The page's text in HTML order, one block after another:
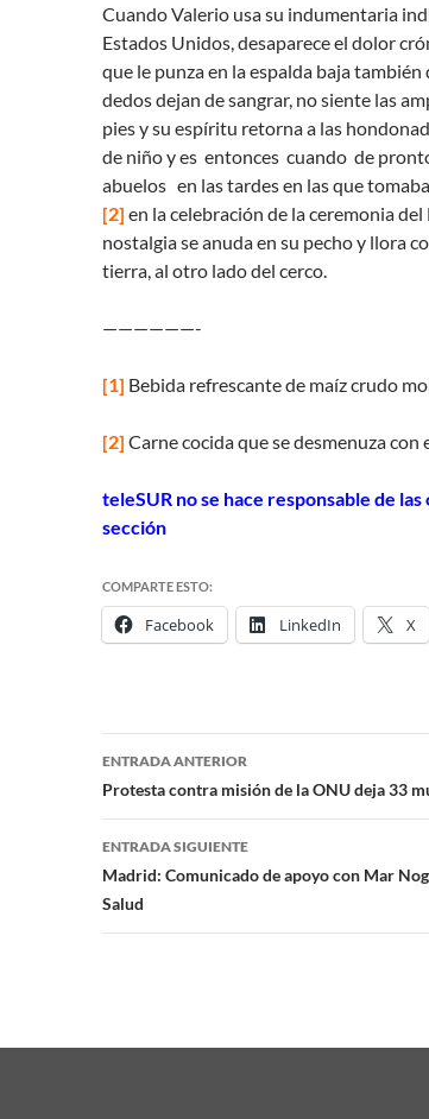
Cuando Valerio usa su indumentaria
Estados Unidos, desaparece el dolor
que le punza en la espalda baja también
dedos dejan de sangrar, no siente las
pies y su espíritu retorna a las
de niño y es entonces cuando de
abuelos en las tardes en las que
[2] en la celebración de la ceremonia
nostalgia se anuda en su pecho y llora
tierra, al otro lado del cerco.
——————-
[1] Bebida refrescante de maíz crudo
[2] Carne cocida que se desmenuza con
teleSUR no se hace responsable de
sección
COMPARTE ESTO:
Facebook LinkedIn X
Navegación
de
entradas
ENTRADA ANTERIOR
Protesta contra misión de la ONU deja 33
ENTRADA SIGUIENTE
Madrid: Comunicado de apoyo con Mar
Salud